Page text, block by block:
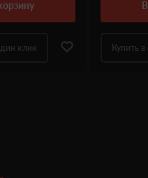
корзину
клик Купить